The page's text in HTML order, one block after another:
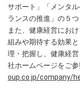
サポート」「メンタ
ランスの推進」の５
また、健康経営にお
組みや期待する効果
理・把握し、健康経
社ホームページをご参
oup.co.jp/company/